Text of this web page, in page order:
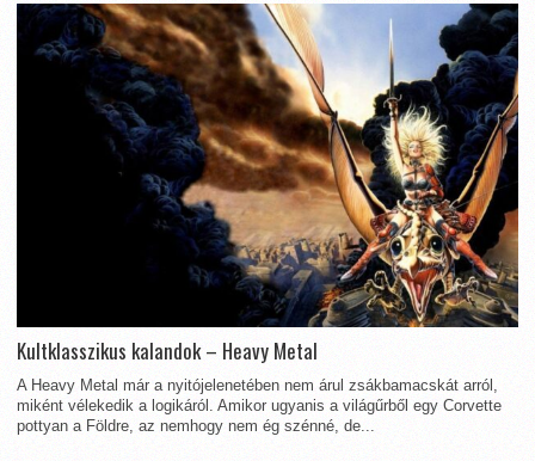
Kultklasszikus kalandok – Heavy Metal
A Heavy Metal már a nyitójelenetében nem árul zsákbamacskát arról,
miként vélekedik a logikáról. Amikor ugyanis a világűrből egy Corvette
pottyan a Földre, az nemhogy nem ég szénné, de...